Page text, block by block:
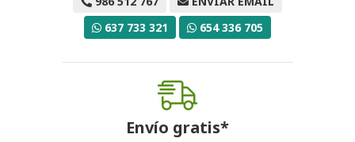
637 733 321
654 336 705
Envío gratis*